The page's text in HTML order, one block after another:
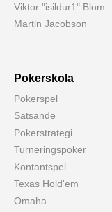
Viktor "isildur1" Blom
Martin Jacobson
Pokerskola
Pokerspel
Satsande
Pokerstrategi
Turneringspoker
Kontantspel
Texas Hold'em
Omaha